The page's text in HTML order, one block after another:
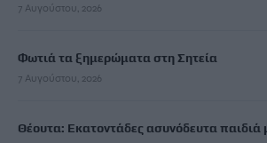
7 Αυγούστου, 2026
Φωτιά τα ξημερώματα στη Σητεία
7 Αυγούστου, 2026
Θέουτα: Εκατοντάδες ασυνόδευτα παιδιά